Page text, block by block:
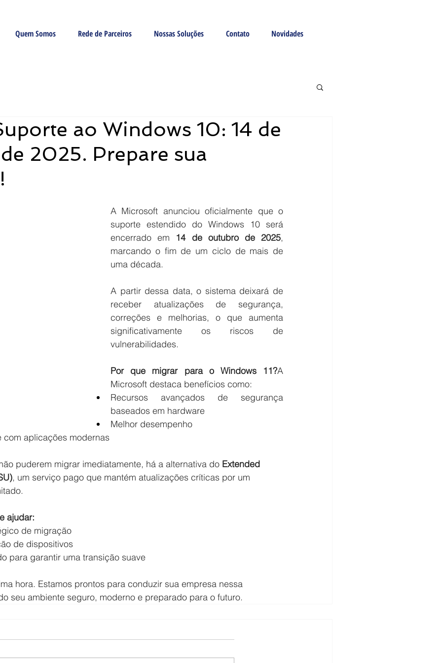
Quem Somos Rede de Parceiros Nossas Soluções Contato Novidades
ao Windows 10: 14 de
2025. Prepare sua
A Microsoft anunciou oficialmente que o
suporte estendido do Windows 10 será
encerrado em 14 de outubro de 2025,
marcando o fim de um ciclo de mais de
uma década.
A partir dessa data, o sistema deixará de
receber atualizações de segurança,
correções e melhorias, o que aumenta
significativamente os riscos de
vulnerabilidades.
Por que migrar para o Windows 11?A
Microsoft destaca benefícios como:
Recursos avançados de segurança
baseados em hardware
Melhor desempenho
com aplicações modernas
puderem migrar imediatamente, há a alternativa do Extended
, um serviço pago que mantém atualizações críticas por um
ajudar:
de migração
de dispositivos
para garantir uma transição suave
hora. Estamos prontos para conduzir sua empresa nessa
seu ambiente seguro, moderno e preparado para o futuro.